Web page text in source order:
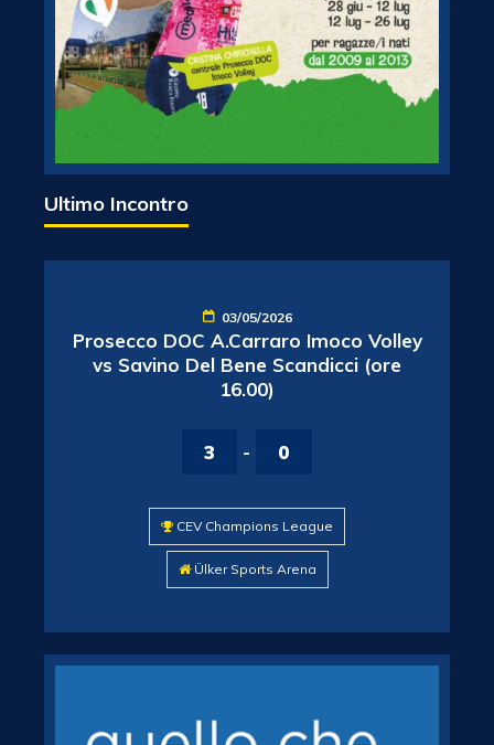
Ultimo Incontro
03/05/2026
Prosecco DOC A.Carraro Imoco Volley
vs Savino Del Bene Scandicci (ore
16.00)
3 - 0
CEV Champions League
Ülker Sports Arena